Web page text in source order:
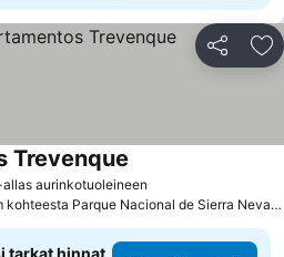
Jaa
aurinkotuoleineen
Trevenque
kohteesta Parque Nacional de Sierra
tarkat hinnat